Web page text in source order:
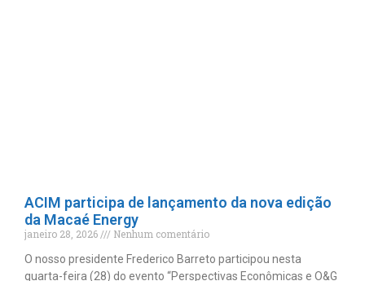
ACIM participa de lançamento da nova edição
da Macaé Energy
janeiro 28, 2026
Nenhum comentário
O nosso presidente Frederico Barreto participou nesta
quarta-feira (28) do evento “Perspectivas Econômicas e O&G